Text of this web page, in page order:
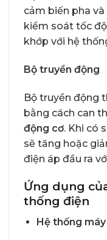
cảm biến pha và
kiểm soát tốc
khớp với hệ
Bộ truyền động
Bộ truyền động
bằng cách can
động cơ. Khi có
sẽ tăng hoặc
điện áp đầu ra
Ứng dụng
thống điện
Hệ thống